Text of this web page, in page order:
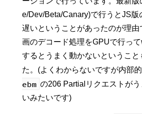
e/Dev/Beta/Canary)で行うとJS版
遅いということがあったのが理由
画のデコード処理をGPUで行っ
するとうまく動かないということ
た。(よくわからないですが内部
ebm の206 Partialリクエストが
いみたいです)